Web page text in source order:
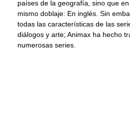
países de la geografía, sino que
mismo doblaje: En inglés. Sin
todas las características de las
diálogos y arte; Animax ha hecho
numerosas series.